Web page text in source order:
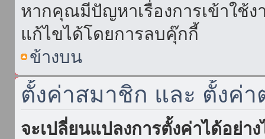
หากคุณมีปัญหาเรื่องการเข้าใช้
แก้ไขได้โดยการลบคุ๊กกี้
ข้างบน
ตั้งค่าสมาชิก และ ตั้งค่า
จะเปลี่ยนแปลงการตั้งค่าได้อย่าง